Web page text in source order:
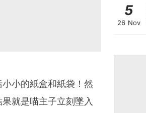
小的紙盒和紙袋！然
就是喵主子立刻墜入
5
26 Nov